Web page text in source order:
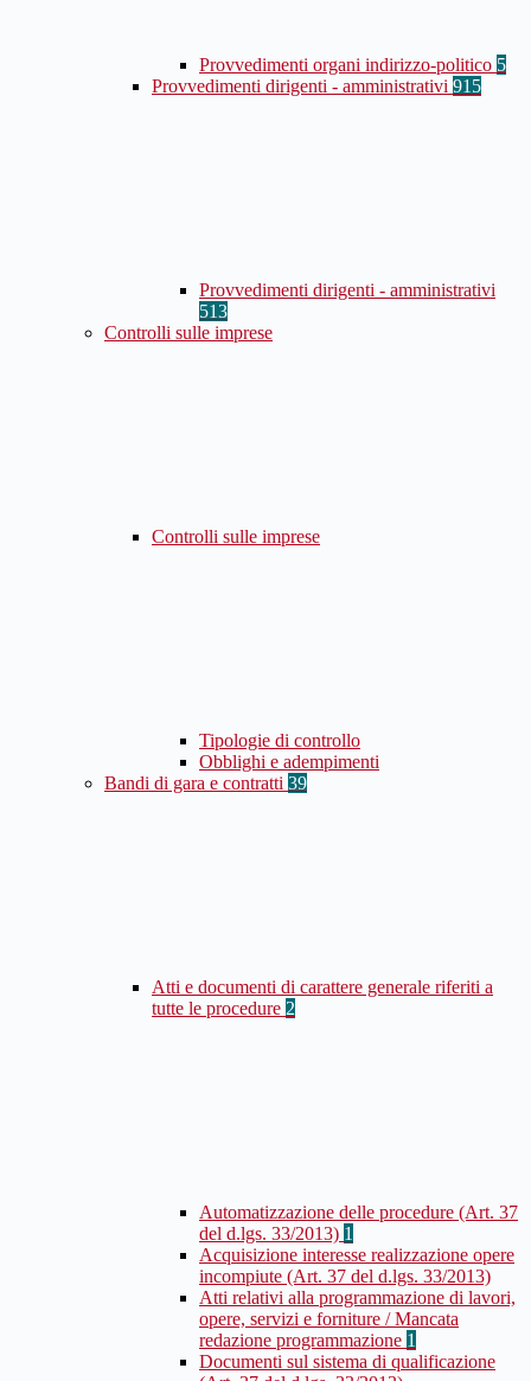
Provvedimenti organi indirizzo-politico 5
Provvedimenti dirigenti - amministrativi 915
Provvedimenti dirigenti - amministrativi
513
Controlli sulle imprese
Controlli sulle imprese
Tipologie di controllo
Obblighi e adempimenti
Bandi di gara e contratti 39
Atti e documenti di carattere generale riferiti a
tutte le procedure 2
Automatizzazione delle procedure (Art. 37
del d.lgs. 33/2013) 1
Acquisizione interesse realizzazione opere
incompiute (Art. 37 del d.lgs. 33/2013)
Atti relativi alla programmazione di lavori,
opere, servizi e forniture / Mancata
redazione programmazione 1
Documenti sul sistema di qualificazione